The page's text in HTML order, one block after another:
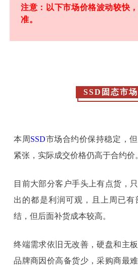
注意：以下市场价格波动较快
准。
SSD固态市场
本周 SSD市场合约价保持稳定，
紧张，实际成交价格仍高于合约价
目前大部分客户手头上有点货，
出的都是利润可观，且上周已有
结，但后面补货成本较高。
终端需求依旧无改善，硬盘和主
品牌商因价高备货少，采购商最